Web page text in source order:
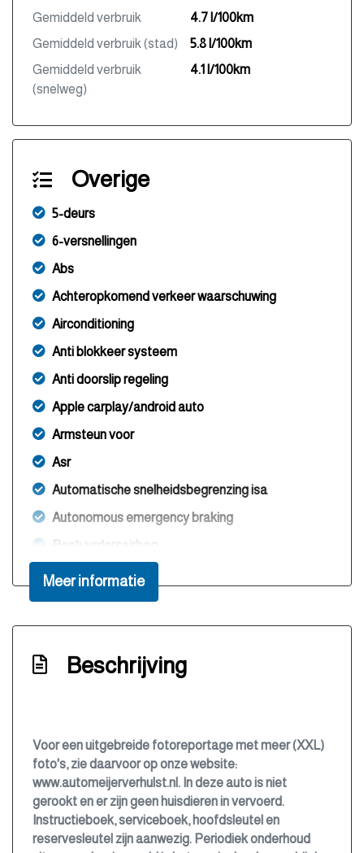
Gemiddeld verbruik
4.7 l/100km
Gemiddeld verbruik (stad)
5.8 l/100km
Gemiddeld verbruik
(snelweg)
4.1 l/100km
Overige
5-deurs
6-versnellingen
Abs
Achteropkomend verkeer waarschuwing
Airconditioning
Anti blokkeer systeem
Anti doorslip regeling
Apple carplay/android auto
Armsteun voor
Asr
Automatische snelheidsbegrenzing isa
Autonomous emergency braking
Bestuurdersairbag
Bestuurdersstoel in hoogte verstelbaar
Bluetooth
Boordcomputer
Bots herkenning en activatie
Buitentemperatuurmeter
Bumpers en spiegels in carrosseriekleur
Bumpers in carrosseriekleur
Centrale deurvergrendeling met
afstandsbediening
Meer informatie
Beschrijving
Voor een uitgebreide fotoreportage met meer (XXL)
foto's, zie daarvoor op onze website:
www.automeijerverhulst.nl. In deze auto is niet
gerookt en er zijn geen huisdieren in vervoerd.
Instructieboek, serviceboek, hoofdsleutel en
reservesleutel zijn aanwezig. Periodiek onderhoud